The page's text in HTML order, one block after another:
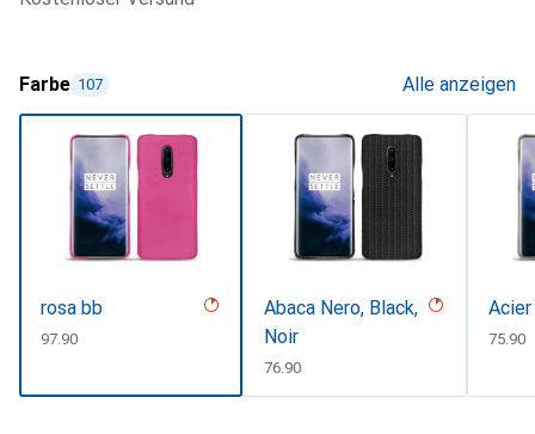
Farbe 107 Alle anzeigen
rosa bb
CHF
97.90
Abaca Nero, Black,
Noir
CHF
76.90
CHF
75.90